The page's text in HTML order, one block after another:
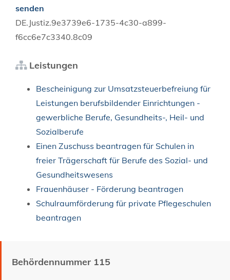
senden
DE.Justiz.9e3739e6-1735-4c30-a899-
f6cc6e7c3340.8c09
Leistungen
Bescheinigung zur Umsatzsteuerbefreiung für
Leistungen berufsbildender Einrichtungen -
gewerbliche Berufe, Gesundheits-, Heil- und
Sozialberufe
Einen Zuschuss beantragen für Schulen in
freier Trägerschaft für Berufe des Sozial- und
Gesundheitswesens
Frauenhäuser - Förderung beantragen
Schulraumförderung für private Pflegeschulen
beantragen
Behördennummer 115